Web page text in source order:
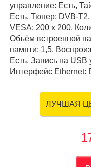
управление: Есть,
Есть, Тюнер: DVB-
VESA: 200 х 200,
Объём встроенной
памяти: 1,5,
Есть, Запись на USB
Интерфейс Ethernet:
ЛУЧШАЯ